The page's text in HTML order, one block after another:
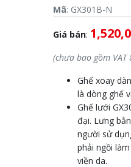
Mã: GX301B-N
Giá bán:
(chưa bao gồm VAT
Ghế xoay
là dòng ghế
Ghế lưới
đại. Lưng
người sử
phải ngồi
viền da.